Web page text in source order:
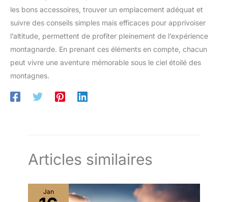
les bons accessoires, trouver un emplacement adéquat et
suivre des conseils simples mais efficaces pour apprivoiser
l’altitude, permettent de profiter pleinement de l’expérience
montagnarde. En prenant ces éléments en compte, chacun
peut vivre une aventure mémorable sous le ciel étoilé des
montagnes.
Articles similaires
Jan